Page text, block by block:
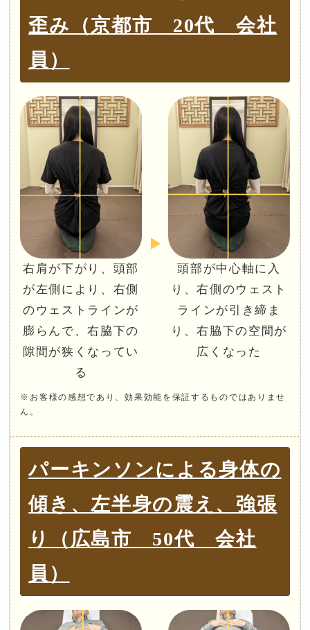
歪み（京都市 20代 会社
員）
右肩が下がり、頭部
が左側により、右側
のウェストラインが
膨らんで、右脇下の
隙間が狭くなってい
る
頭部が中心軸に入
り、右側のウェスト
ラインが引き締ま
り、右脇下の空間が
広くなった
※お客様の感想であり、効果効能を保証するものではありませ
ん。
パーキンソンによる身体の
傾き、左半身の震え、強張
り（広島市 50代 会社
員）